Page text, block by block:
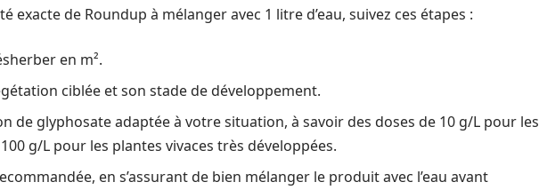
exacte de Roundup à mélanger avec 1 litre d’eau, suivez ces étapes :
en m².
ciblée et son stade de développement.
de glyphosate adaptée à votre situation, à savoir des doses de 10 g/L pour les
g/L pour les plantes vivaces très développées.
en s’assurant de bien mélanger le produit avec l’eau avant